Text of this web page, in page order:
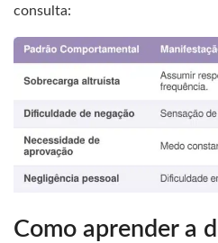
consulta:
Como aprender a